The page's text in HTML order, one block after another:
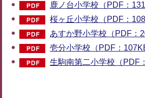
鹿ノ台小学校（PDF：
桜ヶ丘小学校（PDF：
あすか野小学校（PDF：
壱分小学校（PDF：
生駒南第二小学校（PDF